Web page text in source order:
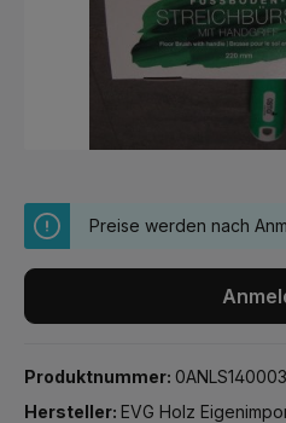
Preise werden nach
Produktnummer:
Hersteller: EVG Holz